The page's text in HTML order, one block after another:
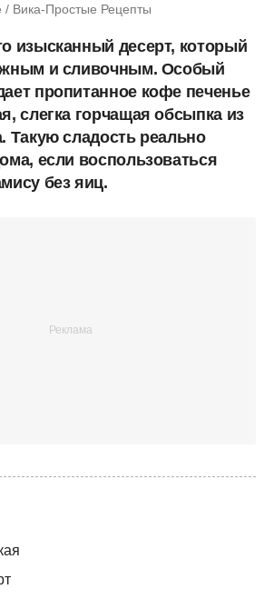
/ Вика-Простые Рецепты
изысканный десерт, который
и сливочным. Особый
пропитанное кофе печенье
слегка горчащая обсыпка из
Такую сладость реально
если воспользоваться
без яиц.